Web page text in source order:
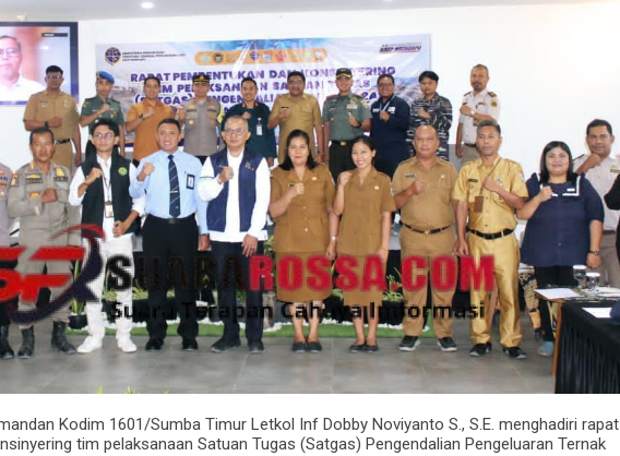
Kodim 1601/Sumba Timur Letkol Inf Dobby Noviyanto S., S.E. menghadiri rapat
tim pelaksanaan Satuan Tugas (Satgas) Pengendalian Pengeluaran Ternak